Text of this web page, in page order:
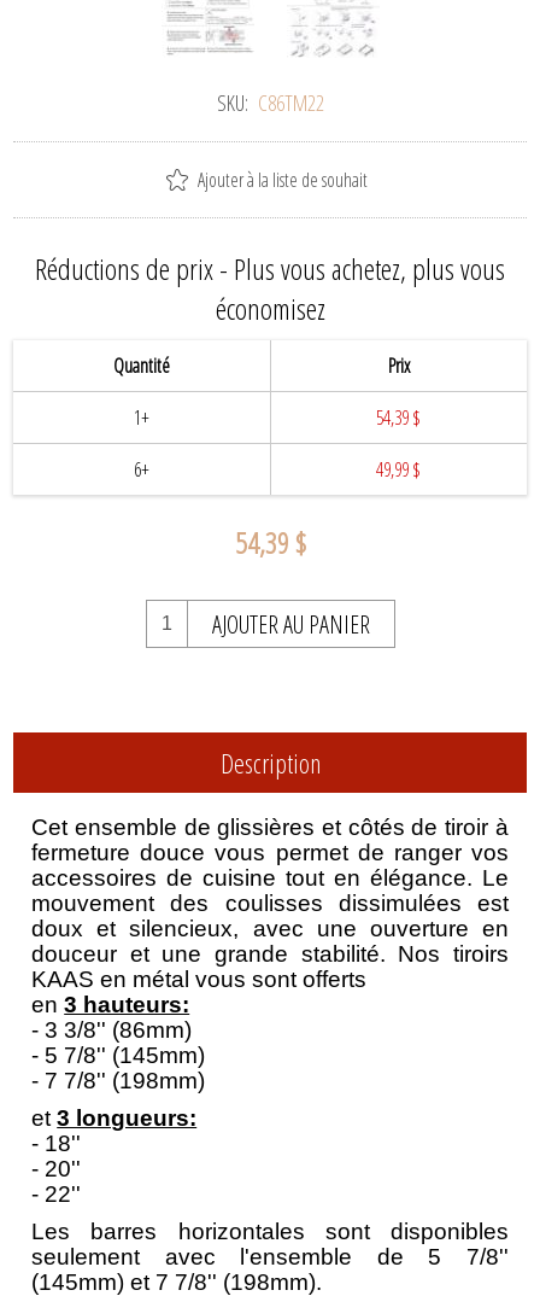
SKU: C86TM22
Ajouter à la liste de souhait
Réductions de prix - Plus vous achetez, plus vous
économisez
Quantité
1+
6+
Prix
54,39 $
49,99 $
54,39 $
AJOUTER AU PANIER
Description
Cet ensemble de glissières et côtés de tiroir à
fermeture douce vous permet de ranger vos
accessoires de cuisine tout en élégance. Le
mouvement des coulisses dissimulées est
doux et silencieux, avec une ouverture en
douceur et une grande stabilité. Nos tiroirs
KAAS en métal vous sont offerts
en3 hauteurs:
- 3 3/8'' (86mm)
- 5 7/8'' (145mm)
- 7 7/8'' (198mm)
et3 longueurs:
- 18''
- 20''
- 22''
Les barres horizontales sont disponibles
seulement avec l'ensemble de 5 7/8''
(145mm) et 7 7/8'' (198mm).